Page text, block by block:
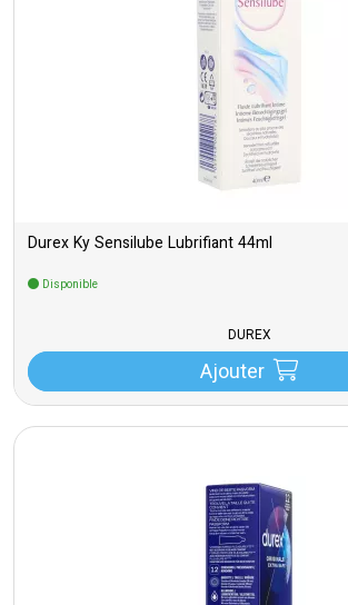
Durex Ky Sensilube Lubrifiant 44ml
Disponible
DUREX
Ajouter